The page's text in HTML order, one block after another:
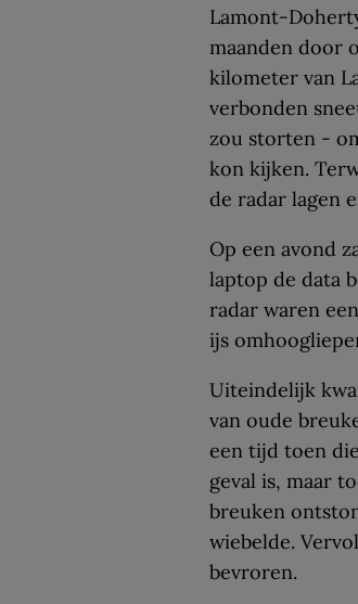
Lamont-
maanden door
kilometer van
verbonden
zou storten -
kon kijken.
de radar lagen
Op een avond
laptop de data
radar waren
ijs
Uiteindelijk
van oude
een tijd toen
geval is, maar
breuken
wiebelde.
bevroren.